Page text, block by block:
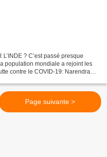
? C’est passé presque
population mondiale a rejoint les
contre le COVID-19: Narendra
Page suivante >